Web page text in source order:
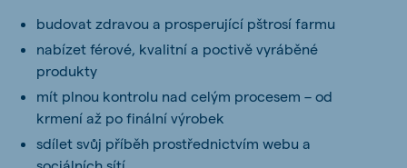
budovat zdravou a prosperující pštrosí farmu
nabízet férové, kvalitní a poctivě vyráběné
produkty
mít plnou kontrolu nad celým procesem – od
krmení až po finální výrobek
sdílet svůj příběh prostřednictvím webu a